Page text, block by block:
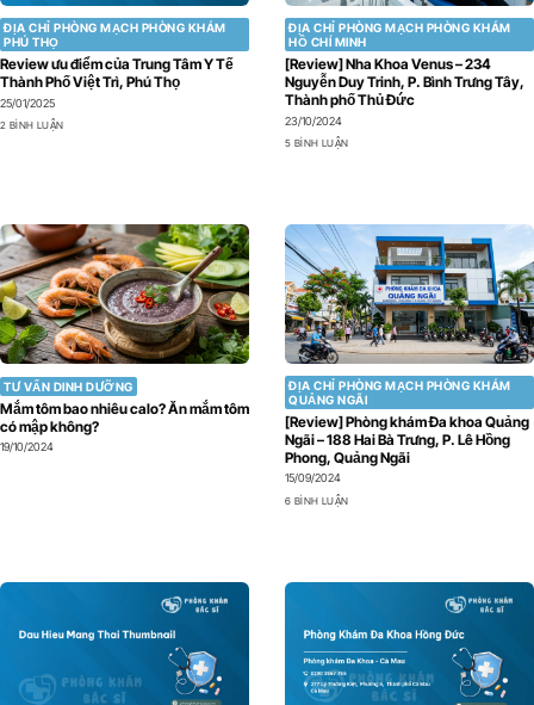
ĐỊA CHỈ PHÒNG MẠCH PHÒNG KHÁM
PHÚ THỌ
Review ưu điểm của Trung Tâm Y Tế
Thành Phố Việt Trì, Phú Thọ
25/01/2025
2 BÌNH LUẬN
ĐỊA CHỈ PHÒNG MẠCH PHÒNG KHÁM
HỒ CHÍ MINH
[Review] Nha Khoa Venus – 234
Nguyễn Duy Trinh, P. Bình Trưng Tây,
Thành phố Thủ Đức
23/10/2024
5 BÌNH LUẬN
TƯ VẤN DINH DƯỠNG
Mắm tôm bao nhiêu calo? Ăn mắm tôm
có mập không?
19/10/2024
ĐỊA CHỈ PHÒNG MẠCH PHÒNG KHÁM
QUẢNG NGÃI
[Review] Phòng khám Đa khoa Quảng
Ngãi – 188 Hai Bà Trưng, P. Lê Hồng
Phong, Quảng Ngãi
15/09/2024
6 BÌNH LUẬN